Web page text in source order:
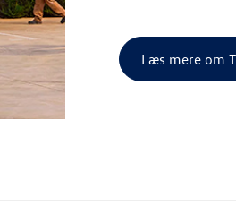
Læs mere om